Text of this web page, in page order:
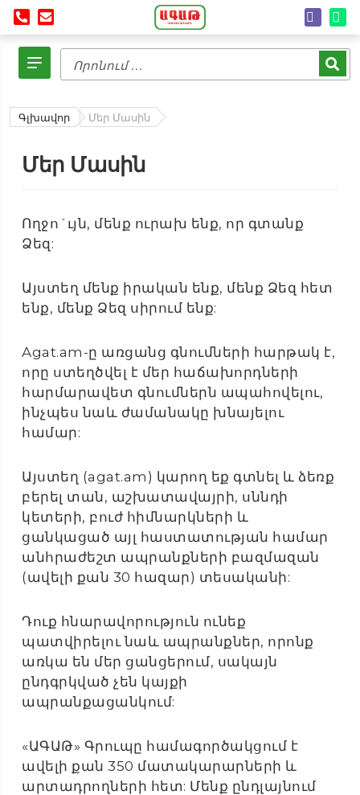
Գլխավոր Մեր Մասին
Մեր Մասին
Ողջո´ւյն, մենք ուրախ ենք, որ գտանք
Ձեզ:
Այստեղ մենք իրական ենք, մենք Ձեզ հետ
ենք, մենք Ձեզ սիրում ենք:
Agat.am-ը առցանց գնումների հարթակ է,
որը ստեղծվել է մեր հաճախորդների
հարմարավետ գնումներն ապահովելու,
ինչպես նաև ժամանակը խնայելու
համար:
Այստեղ (agat.am) կարող եք գտնել և ձեռք
բերել տան, աշխատավայրի, սննդի
կետերի, բուժ հիմնարկների և
ցանկացած այլ հաստատության համար
անհրաժեշտ ապրանքների բազմազան
(ավելի քան 30 հազար) տեսականի:
Դուք հնարավորություն ունեք
պատվիրելու նաև ապրանքներ, որոնք
առկա են մեր ցանցերում, սակայն
ընդգրկված չեն կայքի
ապրանքացանկում:
«ԱԳԱԹ» Գրուպը համագործակցում է
ավելի քան 350 մատակարարների և
արտադրողների հետ: Մենք ընդլայնում